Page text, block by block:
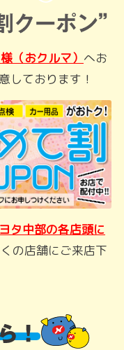
（おクルマ） へお
しております！
タ中部の各店頭に
の店舗にご来店下